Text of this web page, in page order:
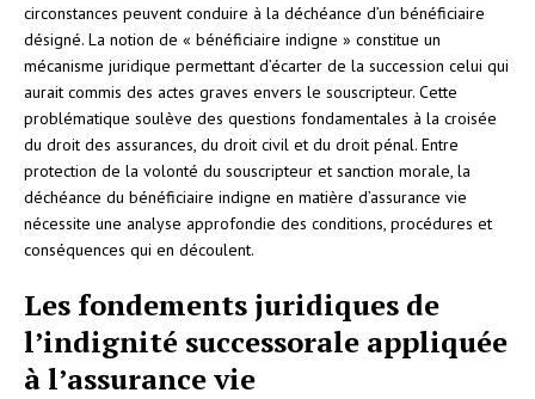
circonstances peuvent conduire à la déchéance d’un bénéficiaire
désigné. La notion de « bénéficiaire indigne » constitue un
mécanisme juridique permettant d’écarter de la succession celui qui
aurait commis des actes graves envers le souscripteur. Cette
problématique soulève des questions fondamentales à la croisée
du droit des assurances, du droit civil et du droit pénal. Entre
protection de la volonté du souscripteur et sanction morale, la
déchéance du bénéficiaire indigne en matière d’assurance vie
nécessite une analyse approfondie des conditions, procédures et
conséquences qui en découlent.
Les fondements juridiques de
l’indignité successorale appliquée
à l’assurance vie